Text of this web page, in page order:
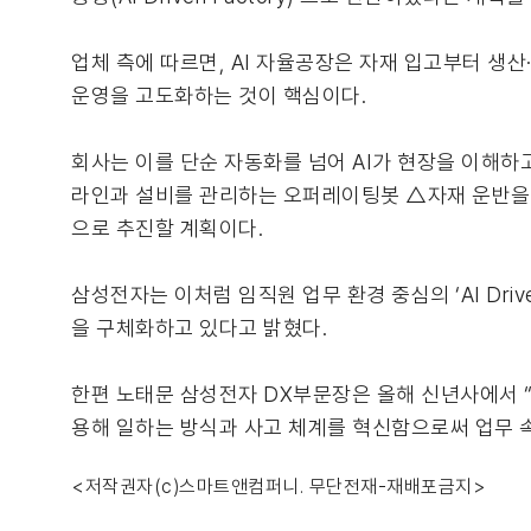
업체 측에 따르면, AI 자율공장은 자재 입고부터 생
운영을 고도화하는 것이 핵심이다.
회사는 이를 단순 자동화를 넘어 AI가 현장을 이해
라인과 설비를 관리하는 오퍼레이팅봇 △자재 운반
으로 추진할 계획이다.
삼성전자는 이처럼 임직원 업무 환경 중심의 ‘AI
을 구체화하고 있다고 밝혔다.
한편 노태문 삼성전자 DX부문장은 올해 신년사에
용해 일하는 방식과 사고 체계를 혁신함으로써 업무
<저작권자(c)스마트앤컴퍼니. 무단전재-재배포금지>